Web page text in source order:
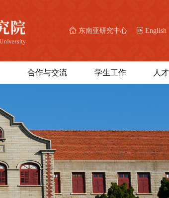
东南亚研究中心 English
合作与交流 学生工作 人